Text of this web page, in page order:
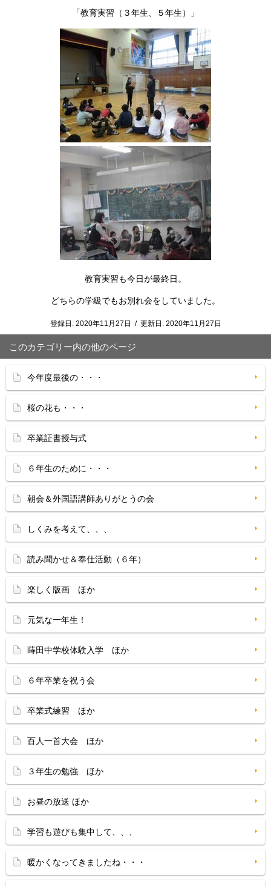
「教育実習（３年生、５年生）」
教育実習も今日が最終日。
どちらの学級でもお別れ会をしていました。
登録日: 2020年11月27日 / 更新日: 2020年11月27日
このカテゴリー内の他のページ
今年度最後の・・・
桜の花も・・・
卒業証書授与式
６年生のために・・・
朝会＆外国語講師ありがとうの会
しくみを考えて、、、
読み聞かせ＆奉仕活動（６年）
楽しく版画 ほか
元気な一年生！
蒔田中学校体験入学 ほか
６年卒業を祝う会
卒業式練習 ほか
百人一首大会 ほか
３年生の勉強 ほか
お昼の放送 ほか
学習も遊びも集中して、、、
暖かくなってきましたね・・・